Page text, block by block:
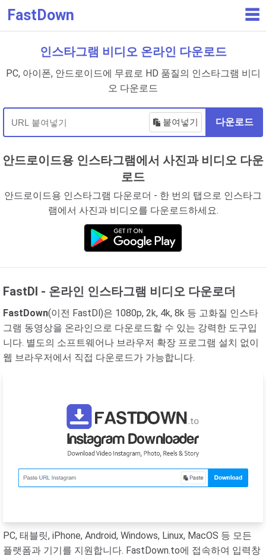
FastDown ☰
인스타그램 비디오 온라인 다운로드
PC, 아이폰, 안드로이드에 무료로 HD 품질의 인스타그램 비디
오 다운로드
붙여넣기 다운로드
안드로이드용 인스타그램에서 사진과 비디오 다운
로드
안드로이드용 인스타그램 다운로더 - 한 번의 탭으로 인스타그
램에서 사진과 비디오를 다운로드하세요.
FastDl - 온라인 인스타그램 비디오 다운로더
FastDown(이전 FastDl)은 1080p, 2k, 4k, 8k 등 고화질 인스타
그램 동영상을 온라인으로 다운로드할 수 있는 강력한 도구입
니다. 별도의 소프트웨어나 브라우저 확장 프로그램 설치 없이
웹 브라우저에서 직접 다운로드가 가능합니다.
PC, 태블릿, iPhone, Android, Windows, Linux, MacOS 등 모든
플랫폼과 기기를 지원합니다. FastDown.to에 접속하여 입력창